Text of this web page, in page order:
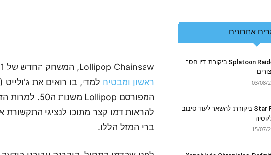
Lollipop Chainsaw, המשחק החדש של Suda 51, הוכרז רשמית ממש לא מזמן
ראשון ומבטיח למדי, בו רואים את
ברי המזל הללו.
אחרונים
Splatoon Raiders ביקורת: דיו חסר
03/08/
Star Fox ביקורת: להשאר לעוד סיבוב
15/07/